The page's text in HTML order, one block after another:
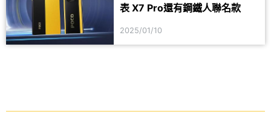
表 X7 Pro還有鋼鐵人聯名款
2025/01/10